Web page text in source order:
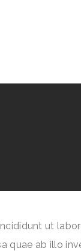
ut
quae ab illo